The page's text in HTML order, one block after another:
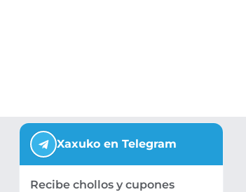
Xaxuko en Telegram
Recibe chollos y cupones